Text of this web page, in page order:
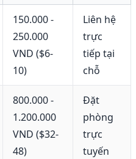
150.000 -
250.000
VND ($6-
10)
Liên hệ
trực
tiếp tại
chỗ
800.000 -
1.200.000
VND ($32-
48)
Đặt
phòng
trực
tuyến